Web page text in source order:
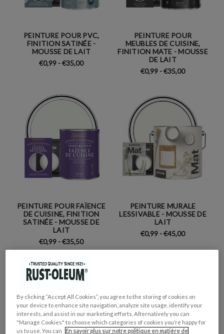
PEINTURE POUR PVC,
FINITION SATINÉE -
MOUSSE DE LAIT
€0,99 - €35,00
PEINTURE POUR
MEUBLES DE CUISINE,
FINITION MATE - MOUSSE
DE LAIT
€0,99 - €35,00
PEINTURE POUR FAÏENCE
DE CUISINE, FINITION
SATINÉE - MOUSSE DE
LAIT
€0,99 - €35,50
PEINTURE MURALE
LESSIVABLE - MOUSSE DE
LAIT
€0,99 - €45,00
By clicking “Accept All Cookies”, you agree to the storing of cookies on
your device to enhance site navigation, analyze site usage, identify your
interests, and assist in our marketing efforts. Alternatively you can
"Manage Cookies" to choose which categories of cookies you’re happy for
us to use. You can
En savoir plus sur notre politique en matière de